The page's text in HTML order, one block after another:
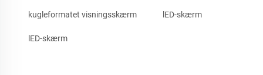
kugleformatet visningsskærm lED-skærm
lED-skærm